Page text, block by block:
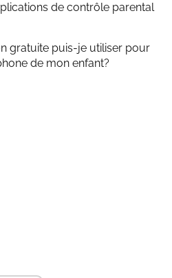
de contrôle parental
gratuite puis-je utiliser pour
de mon enfant?